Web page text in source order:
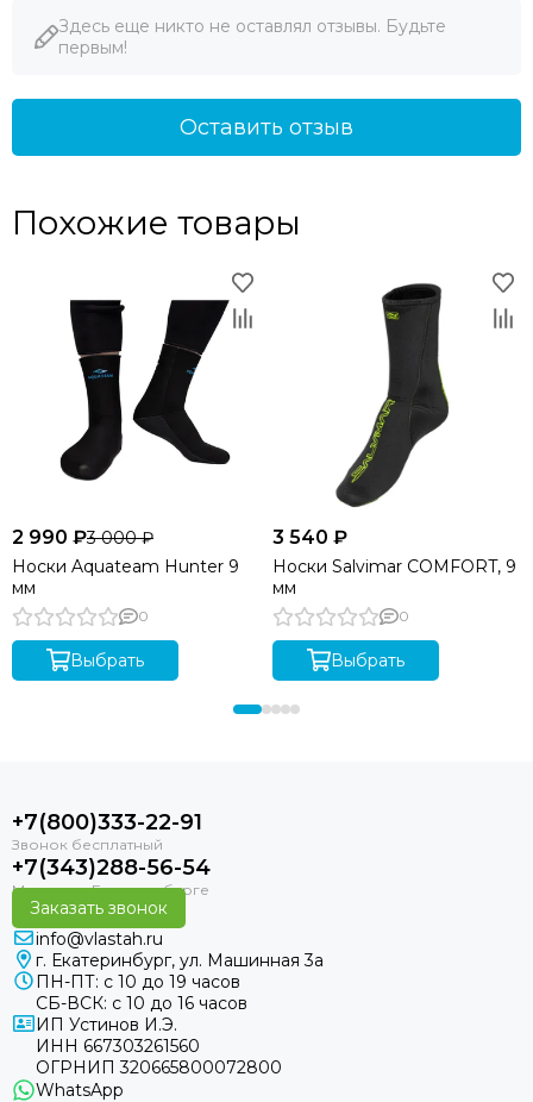
Здесь еще никто не оставлял отзывы. Будьте
первым!
Оставить отзыв
Похожие товары
2 990 ₽3 000 ₽
Носки Aquateam Hunter 9
мм
0
Выбрать
3 540 ₽
Носки Salvimar COMFORT, 9
мм
0
Выбрать
+7(800)333-22-91
+7(343)288-56-54
Заказать звонок
info@vlastah.ru
г. Екатеринбург, ул. Машинная 3а
ПН-ПТ: с 10 до 19 часов
СБ-ВСК: с 10 до 16 часов
ИП Устинов И.Э.
ИНН 667303261560
ОГРНИП 320665800072800
WhatsApp